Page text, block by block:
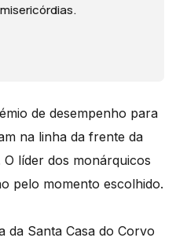
de desempenho para
na linha da frente da
líder dos monárquicos
pelo momento escolhido.
da Santa Casa do Corvo